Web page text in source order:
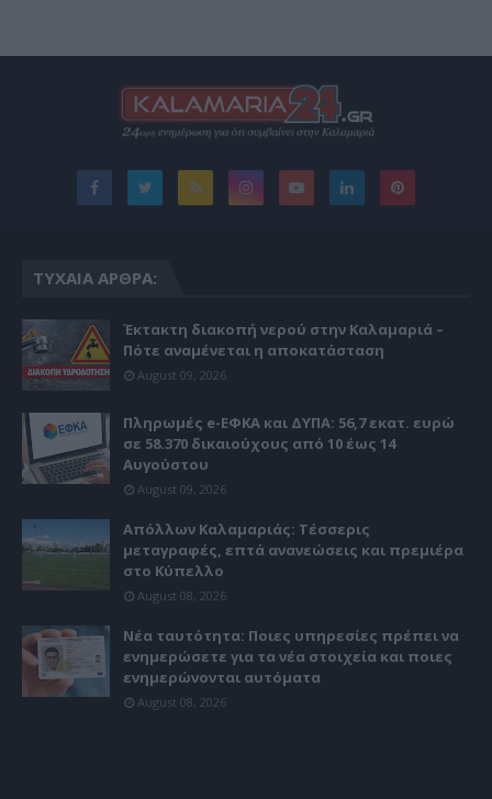
ΤΥΧΑΊΑ ΆΡΘΡΑ:
Έκτακτη διακοπή νερού στην Καλαμαριά –
Πότε αναμένεται η αποκατάσταση
August 09, 2026
Πληρωμές e-ΕΦΚΑ και ΔΥΠΑ: 56,7 εκατ. ευρώ
σε 58.370 δικαιούχους από 10 έως 14
Αυγούστου
August 09, 2026
Απόλλων Καλαμαριάς: Τέσσερις
μεταγραφές, επτά ανανεώσεις και πρεμιέρα
στο Κύπελλο
August 08, 2026
Νέα ταυτότητα: Ποιες υπηρεσίες πρέπει να
ενημερώσετε για τα νέα στοιχεία και ποιες
ενημερώνονται αυτόματα
August 08, 2026